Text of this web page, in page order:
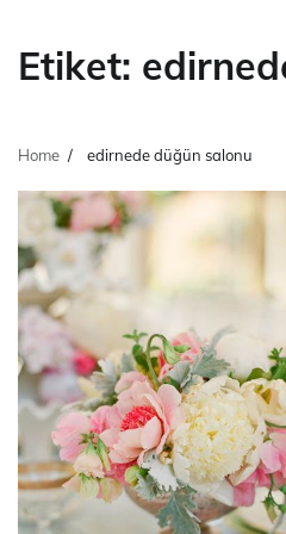
Etiket:
Home edirnede düğün salonu